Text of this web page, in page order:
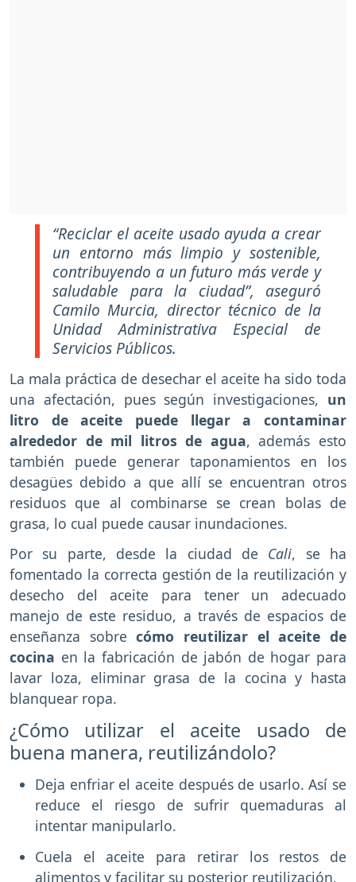
“Reciclar el aceite usado ayuda a crear
un entorno más limpio y sostenible,
contribuyendo a un futuro más verde y
saludable para la ciudad”, aseguró
Camilo Murcia, director técnico de la
Unidad Administrativa Especial de
Servicios Públicos.
La mala práctica de desechar el aceite ha sido toda
una afectación, pues según investigaciones, un
litro de aceite puede llegar a contaminar
alrededor de mil litros de agua, además esto
también puede generar taponamientos en los
desagües debido a que allí se encuentran otros
residuos que al combinarse se crean bolas de
grasa, lo cual puede causar inundaciones.
Por su parte, desde la ciudad de Cali, se ha
fomentado la correcta gestión de la reutilización y
desecho del aceite para tener un adecuado
manejo de este residuo, a través de espacios de
enseñanza sobrecómo reutilizar el aceite de
cocina en la fabricación de jabón de hogar para
lavar loza, eliminar grasa de la cocina y hasta
blanquear ropa.
¿Cómo utilizar el aceite usado de
buena manera, reutilizándolo?
Deja enfriar el aceite después de usarlo. Así se
reduce el riesgo de sufrir quemaduras al
intentar manipularlo.
Cuela el aceite para retirar los restos de
alimentos y facilitar su posterior reutilización.